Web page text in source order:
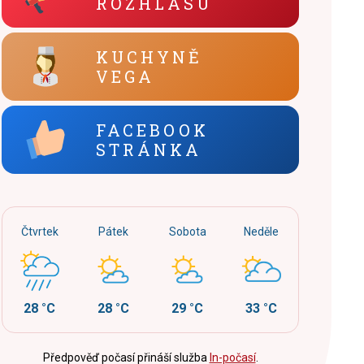
KUCHYNĚ
VEGA
FACEBOOK
STRÁNKA
Čtvrtek
28 °C
Pátek
28 °C
Sobota
29 °C
Neděle
33 °C
Předpověď počasí přináší služba In-počasí.